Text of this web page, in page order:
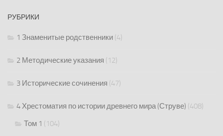
РУБРИКИ
1 Знаменитые родственники (4)
2 Методические указания (12)
3 Исторические сочинения (47)
4 Хрестоматия по истории древнего мира (Струве) (408)
Том 1 (104)